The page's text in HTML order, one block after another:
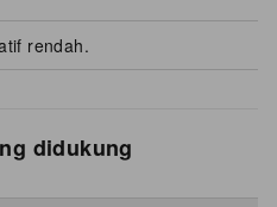
rendah.
didukung